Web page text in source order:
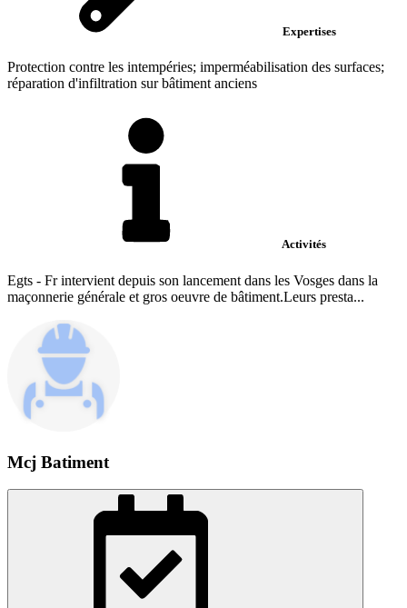
Expertises
Protection contre les intempéries; imperméabilisation des surfaces;
réparation d'infiltration sur bâtiment anciens
Activités
Egts - Fr intervient depuis son lancement dans les Vosges dans la
maçonnerie générale et gros oeuvre de bâtiment.Leurs presta...
Mcj Batiment